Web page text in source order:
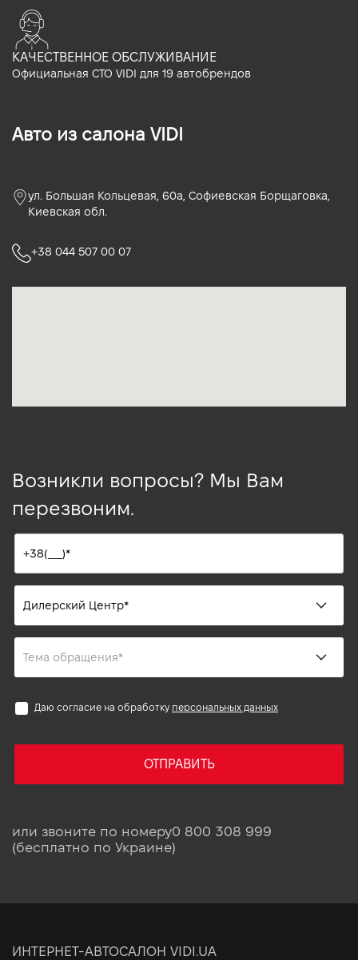
КАЧЕСТВЕННОЕ ОБСЛУЖИВАНИЕ
Официальная СТО VIDI для 19 автобрендов
Авто из салона VIDI
ул. Большая Кольцевая, 60а, Софиевская Борщаговка,
Киевская обл.
+38 044 507 00 07
Возникли вопросы? Мы Вам
перезвоним.
Даю согласие на обработку персональных данных
ОТПРАВИТЬ
или звоните по номеру0 800 308 999
(бесплатно по Украине)
ИНТЕРНЕТ-АВТОСАЛОН VIDI.UA